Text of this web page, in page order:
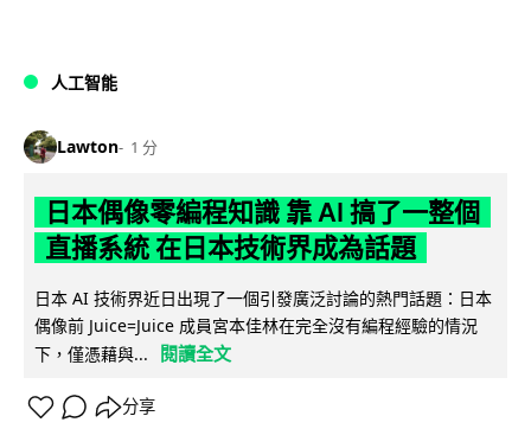
人工智能
Lawton 1 分
日本偶像零編程知識 靠 AI 搞了一整個
直播系統 在日本技術界成為話題
日本 AI 技術界近日出現了一個引發廣泛討論的熱門話題：日本
偶像前 Juice=Juice 成員宮本佳林在完全沒有編程經驗的情況
下，僅憑藉與...
閱讀全文
分享